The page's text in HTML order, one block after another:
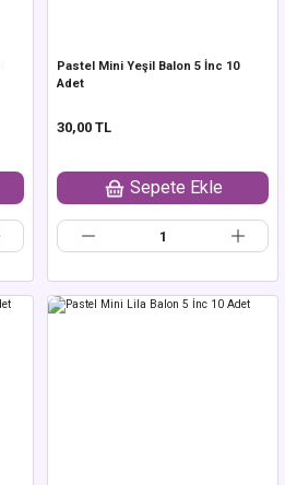
Pastel Mini Yeşil Balon 5 İnc 10
Adet
30,00 TL
Sepete Ekle